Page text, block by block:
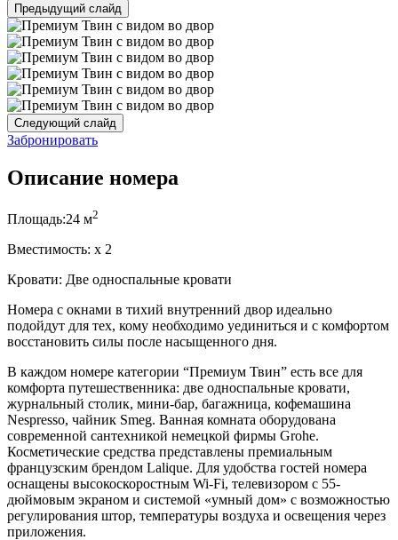
Предыдущий слайд
Следующий слайд
Забронировать
Описание номера
Площадь:24 м2
Вместимость: x 2
Кровати: Две односпальные кровати
Номера с окнами в тихий внутренний двор идеально
подойдут для тех, кому необходимо уединиться и с комфортом
восстановить силы после насыщенного дня.
В каждом номере категории “Премиум Твин” есть все для
комфорта путешественника: две односпальные кровати,
журнальный столик, мини-бар, багажница, кофемашина
Nespresso, чайник Smeg. Ванная комната оборудована
современной сантехникой немецкой фирмы Grohe.
Косметические средства представлены премиальным
французским брендом Lalique. Для удобства гостей номера
оснащены высокоскоростным Wi-Fi, телевизором с 55-
дюймовым экраном и системой «умный дом» с возможностью
регулирования штор, температуры воздуха и освещения через
приложения.